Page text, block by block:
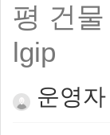
평 건
lgip
운영자